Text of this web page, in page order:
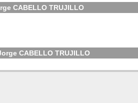
CABELLO TRUJILLO
CABELLO TRUJILLO